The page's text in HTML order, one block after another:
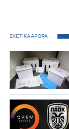
ΣΧΕΤΙΚΑ ΑΡΘΡΑ